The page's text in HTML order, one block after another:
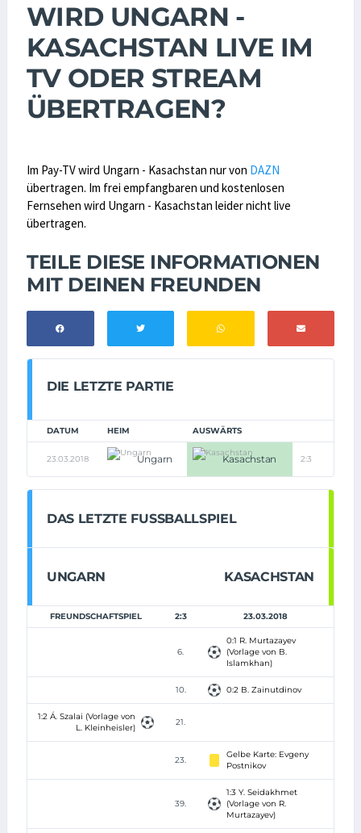
WIRD UNGARN -
KASACHSTAN LIVE IM
TV ODER STREAM
ÜBERTRAGEN?
Im Pay-TV wird Ungarn - Kasachstan nur von DAZN
übertragen. Im frei empfangbaren und kostenlosen
Fernsehen wird Ungarn - Kasachstan leider nicht live
übertragen.
TEILE DIESE INFORMATIONEN
MIT DEINEN FREUNDEN
DIE LETZTE PARTIE
DATUM HEIM AUSWÄRTS
23.03.2018 Ungarn Kasachstan 2:3
DAS LETZTE FUSSBALLSPIEL
UNGARN KASACHSTAN
FREUNDSCHAFTSPIEL 2:3 23.03.2018
6.
0:1 R. Murtazayev
(Vorlage von B.
Islamkhan)
10. 0:2 B. Zainutdinov
1:2 Á. Szalai (Vorlage von
L. Kleinheisler)
21.
23.
Gelbe Karte: Evgeny
Postnikov
39.
1:3 Y. Seidakhmet
(Vorlage von R.
Murtazayev)